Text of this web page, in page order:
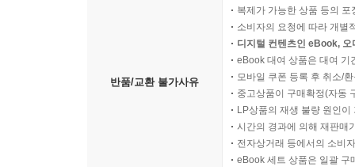
반품/교환 불가사유
복제가 가능한 상품 등의
소비자의 요청에 따라 개별
디지털 컨텐츠인 eBook,
eBook 대여 상품은 대여 기
모바일 쿠폰 등록 후 취소/
중고상품이 구매확정(자동
LP상품의 재생 불량 원인
시간의 경과에 의해 재판매
전자상거래 등에서의 소비
eBook 세트 상품은 일괄 구